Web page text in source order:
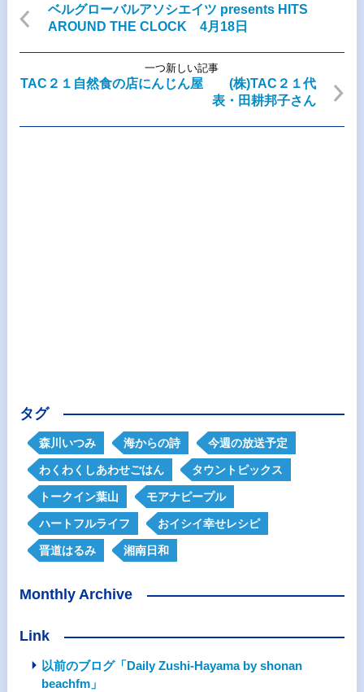
ベルグローバルアソシエイツ presents HITS
AROUND THE CLOCK 4月18日
一つ新しい記事
TAC２１自然食の店にんじん屋 (株)TAC２１代
表・田耕邦子さん
タグ
森川いつみ 海からの詩 今週の放送予定
わくわくしあわせごはん タウントピックス
トークイン葉山 モアナピープル
ハートフルライフ おイシイ幸せレシピ
晋道はるみ 湘南日和
Monthly Archive
Link
以前のブログ「Daily Zushi-Hayama by shonan
beachfm」